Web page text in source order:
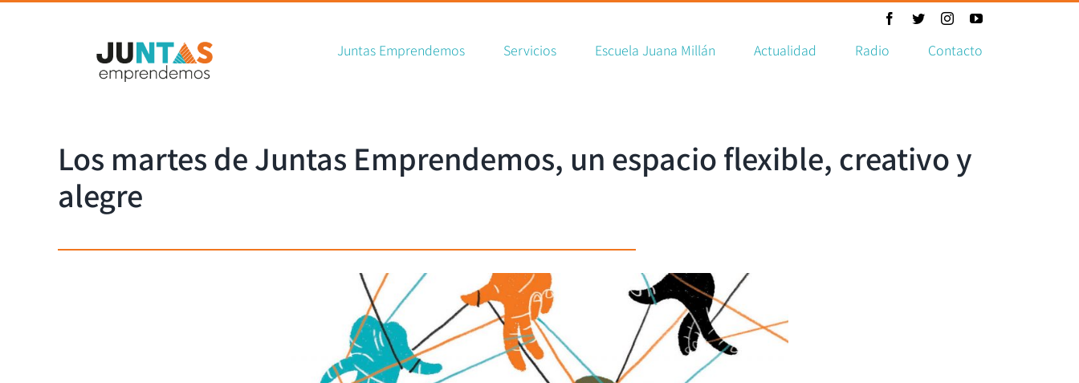
Facebook
TwitterInstagramYouTube
Juntas Emprendemos
Servicios Escuela Juana Millán Actualidad Radio Contacto
Los martes de Juntas Emprendemos, un espacio flexible, creativo y
alegre